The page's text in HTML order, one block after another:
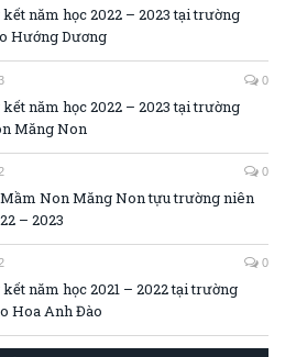
năm học 2022 – 2023 tại trường
Hướng Dương
0
năm học 2022 – 2023 tại trường
Măng Non
0
Non Măng Non tựu trường niên
– 2023
0
năm học 2021 – 2022 tại trường
Hoa Anh Đào